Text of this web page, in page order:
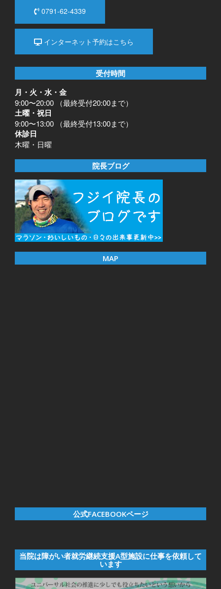
0791-62-4339
インターネット予約はこちら
受付時間
月・火・水・金
9:00〜20:00 （最終受付20:00まで）
土曜・祝日
9:00〜13:00 （最終受付13:00まで）
休診日
木曜・日曜
院長ブログ
MAP
公式FACEBOOKページ
当院は障がい者就労継続支援A型施設に仕事を依頼して
います